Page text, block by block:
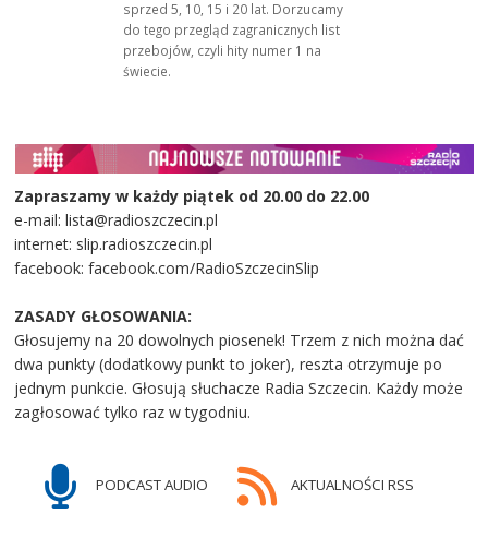
sprzed 5, 10, 15 i 20 lat. Dorzucamy
do tego przegląd zagranicznych list
przebojów, czyli hity numer 1 na
świecie.
Zapraszamy w każdy piątek od 20.00 do 22.00
e-mail: lista@radioszczecin.pl
internet: slip.radioszczecin.pl
facebook: facebook.com/RadioSzczecinSlip
ZASADY GŁOSOWANIA:
Głosujemy na 20 dowolnych piosenek! Trzem z nich można dać
dwa punkty (dodatkowy punkt to joker), reszta otrzymuje po
jednym punkcie. Głosują słuchacze Radia Szczecin. Każdy może
zagłosować tylko raz w tygodniu.
PODCAST AUDIO AKTUALNOŚCI RSS